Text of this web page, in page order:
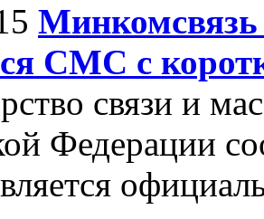
Минкомсвязь
СМС с
связи и
Федерации